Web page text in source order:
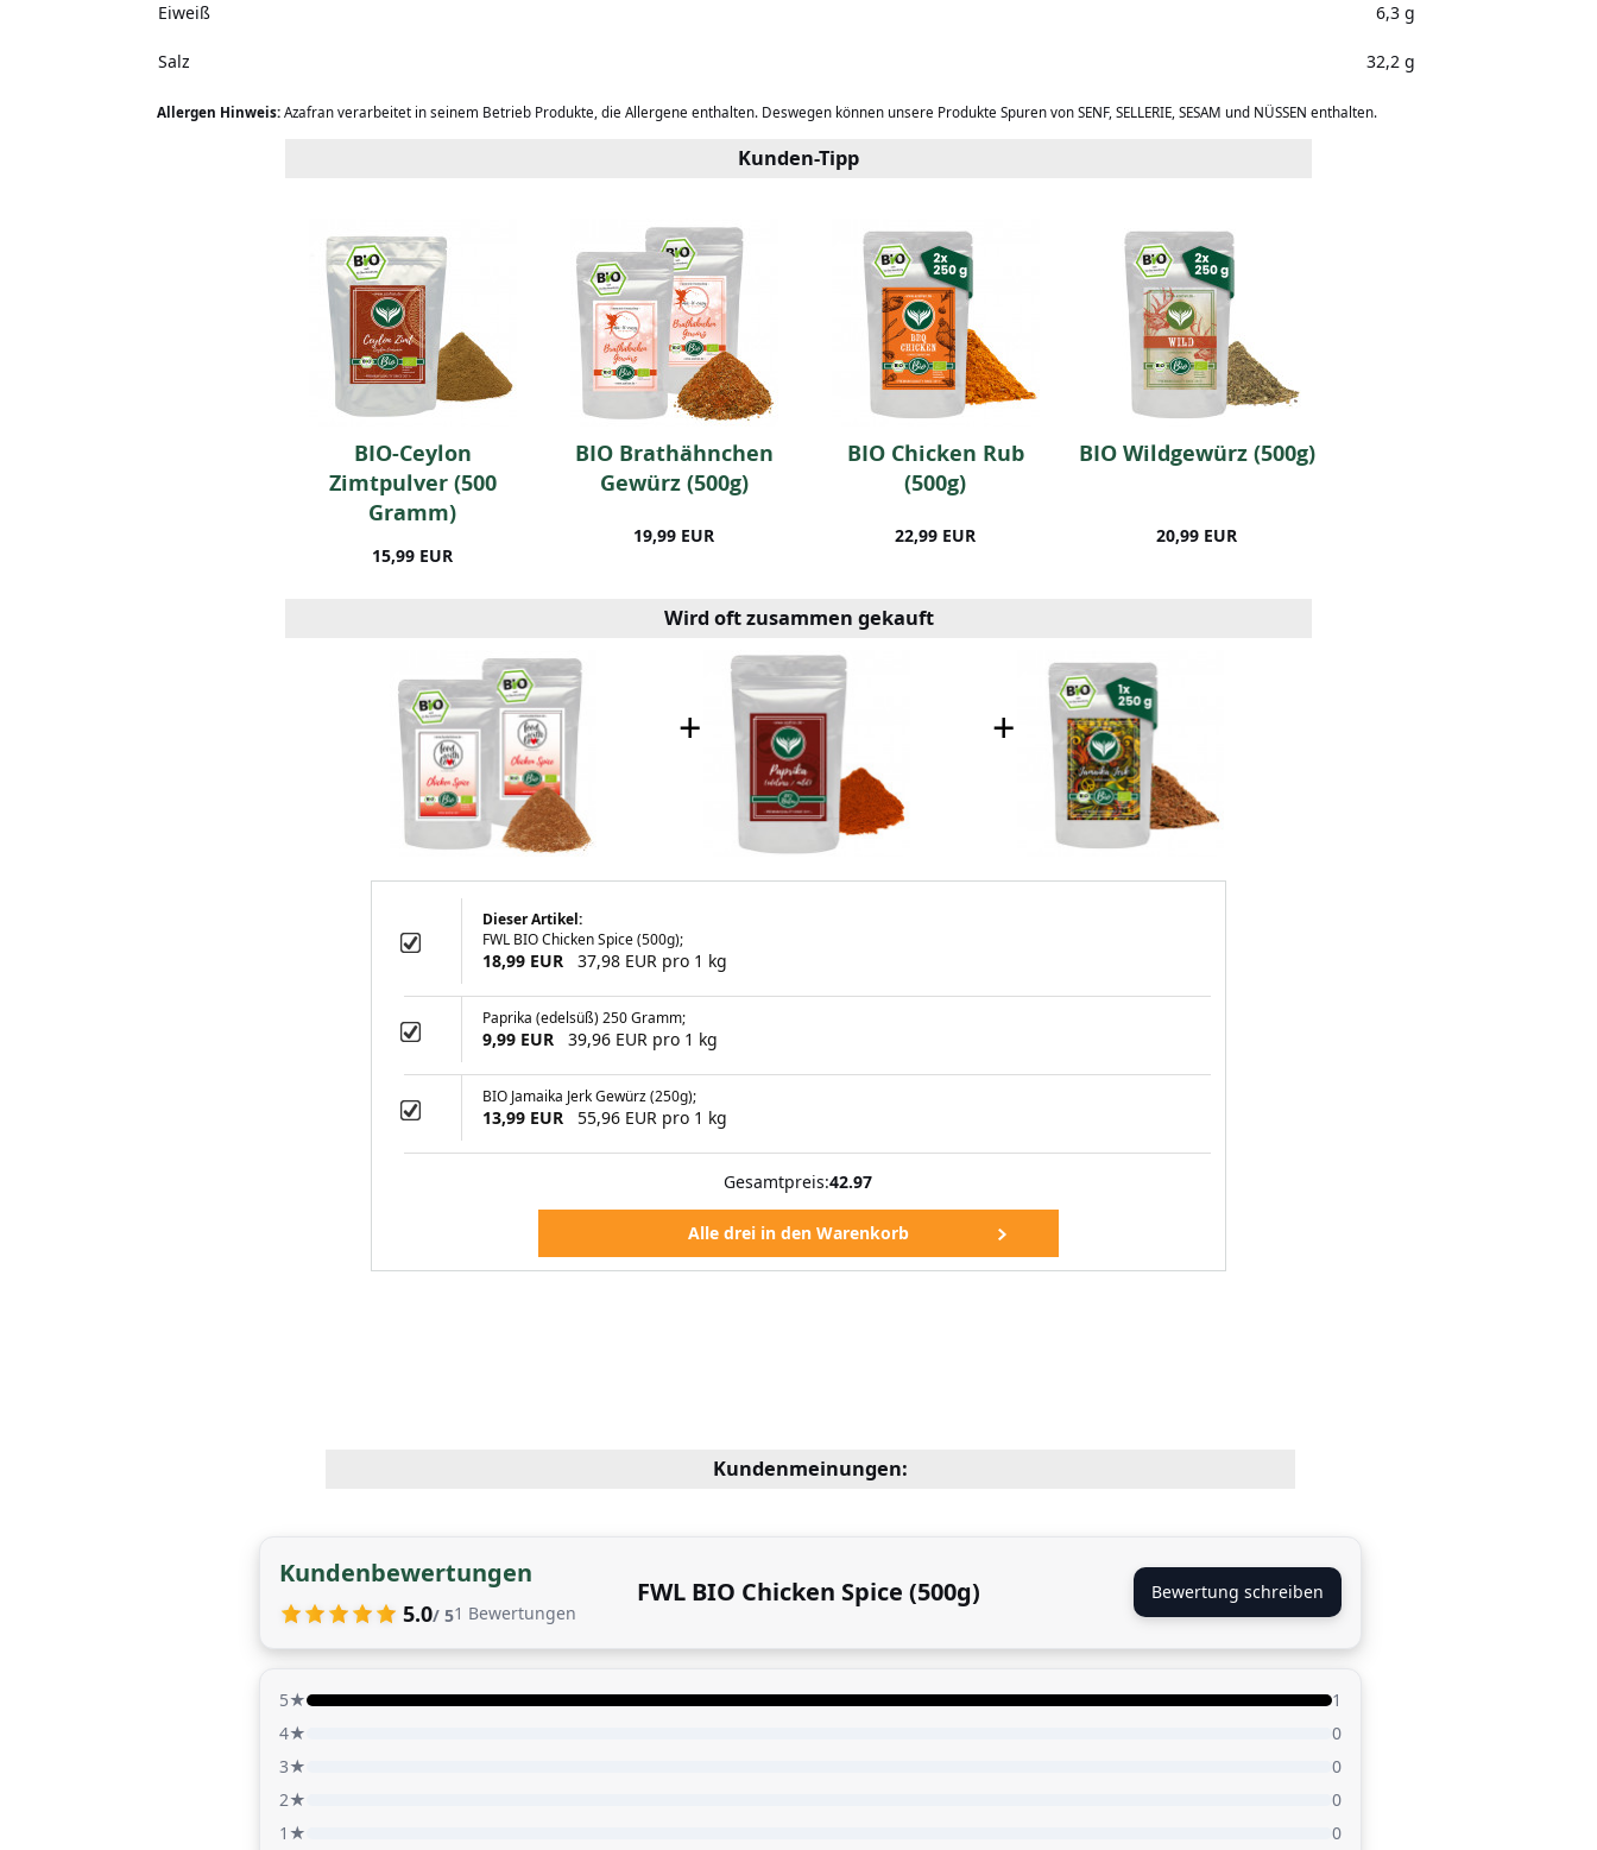
Eiweiß 6,3 g
Salz 32,2 g
Allergen Hinweis: Azafran verarbeitet in seinem Betrieb Produkte, die Allergene enthalten. Deswegen können unsere Produkte Spuren von SENF, SELLERIE, SESAM und NÜSSEN enthalten.
Kunden-Tipp
BIO-Ceylon
Zimtpulver (500
Gramm)
15,99 EUR
BIO Brathähnchen
Gewürz (500g)
19,99 EUR
BIO Chicken Rub
(500g)
22,99 EUR
BIO Wildgewürz (500g)
20,99 EUR
Wird oft zusammen gekauft
+ +
Dieser Artikel:
FWL BIO Chicken Spice (500g);
18,99 EUR 37,98 EUR pro 1 kg
Paprika (edelsüß) 250 Gramm;
9,99 EUR 39,96 EUR pro 1 kg
BIO Jamaika Jerk Gewürz (250g);
13,99 EUR 55,96 EUR pro 1 kg
Gesamtpreis:42.97
Kundenmeinungen:
Kundenbewertungen
5.0/ 51 Bewertungen
FWL BIO Chicken Spice (500g) Bewertung schreiben
5★
1
4★
0
3★
0
2★
0
1★
0